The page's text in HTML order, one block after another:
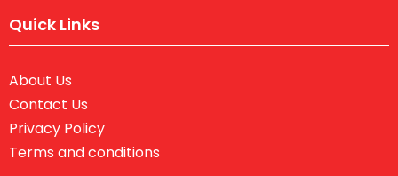
Quick Links
About Us
Contact Us
Privacy Policy
Terms and conditions